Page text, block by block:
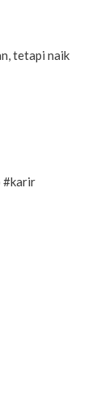
tetapi naik
#karir